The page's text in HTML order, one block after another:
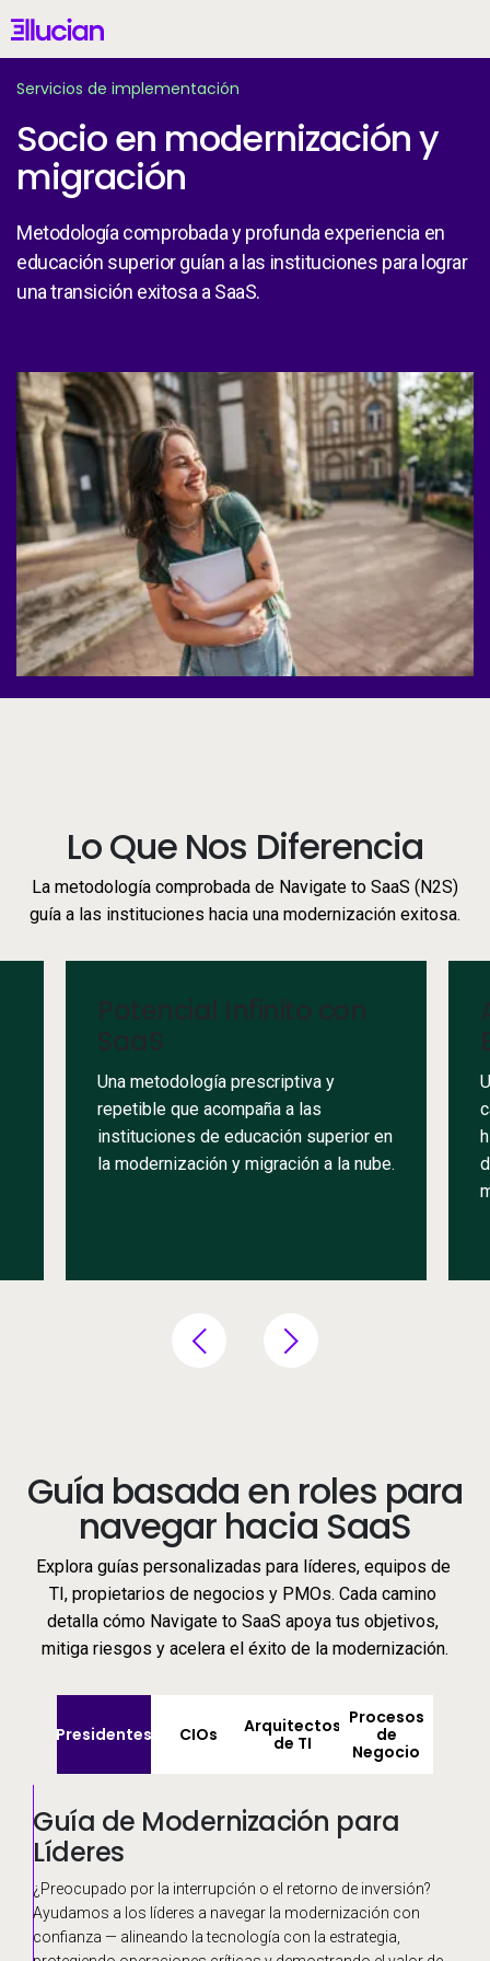
Main menu Ellucian
Mexico (Spanish)
Productos
IA
Servicios
Recursos
Compañía
Call to action - Mexico (Spanish) - es-MX
Hablemos
Servicios de implementación
Socio en modernización y
migración
Metodología comprobada y profunda experiencia en
educación superior guían a las instituciones para lograr
una transición exitosa a SaaS.
Lo Que Nos Diferencia
La metodología comprobada de Navigate to SaaS (N2S)
guía a las instituciones hacia una modernización exitosa.
Potencial Infinito con
SaaS
Una metodología prescriptiva y
repetible que acompaña a las
instituciones de educación superior en
la modernización y migración a la nube.
Guía basada en roles para
navegar hacia SaaS
Explora guías personalizadas para líderes, equipos de
TI, propietarios de negocios y PMOs. Cada camino
detalla cómo Navigate to SaaS apoya tus objetivos,
mitiga riesgos y acelera el éxito de la modernización.
Guía de Modernización para
Líderes
¿Preocupado por la interrupción o el retorno de inversión?
Ayudamos a los líderes a navegar la modernización con
confianza — alineando la tecnología con la estrategia,
Modernización Segura y
Predecible
Ayudamos a CIOs y CTOs a reducir la complejidad de la
migración, generar confianza en la automatización y acelerar
el acceso a entornos listos para producción mediante
Implementación Lista para
Ejecución
Ayudamos a líderes de TI a evitar retrabajos, ahorrar tiempo
de ingeniería y escalar implementaciones con
automatización, herramientas estructuradas y activos
Tecnología Alineada a Tus
Flujos de Trabajo
Garantizamos que la tecnología soporte tus procesos reales,
no solo configuraciones — con validación iterativa,
configuraciones preconstruidas y gestión del cambio para
Presidentes CIOs
Arquitectos
de TI
Procesos
de
Negocio